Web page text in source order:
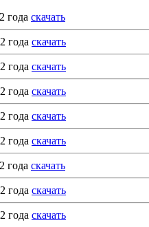
года скачать
года скачать
года скачать
года скачать
года скачать
года скачать
года скачать
года скачать
года скачать